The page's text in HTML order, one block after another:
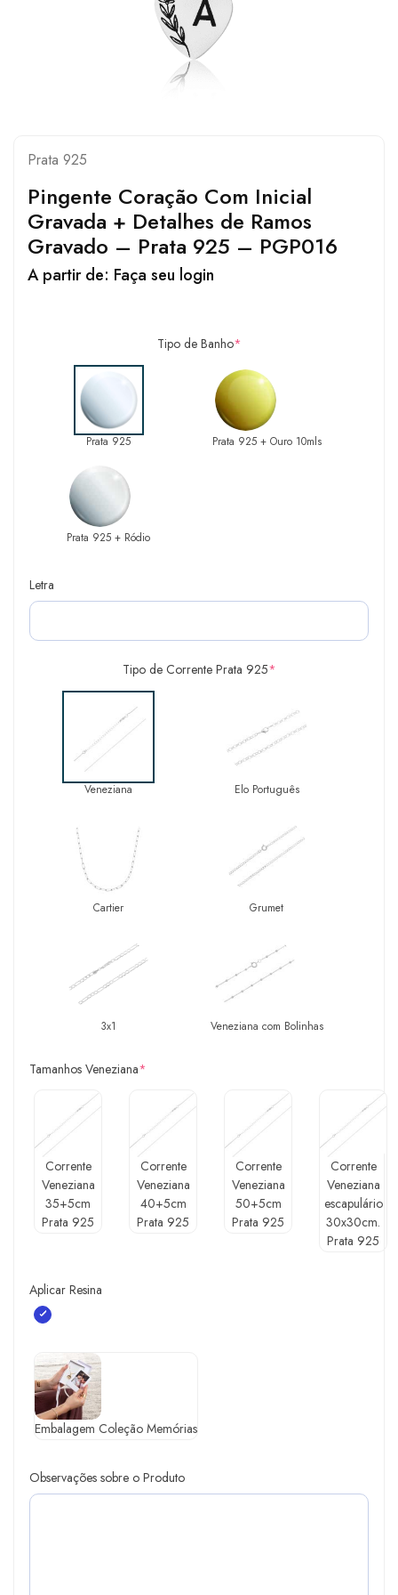
Prata 925
Pingente Coração Com Inicial
Gravada + Detalhes de Ramos
Gravado – Prata 925 – PGP016
A partir de: Faça seu login
Tipo de Banho*
Prata 925 Prata 925 + Ouro 10mls
Prata 925 + Ródio
Letra
Tipo de Corrente Prata 925*
Veneziana Elo Português
Cartier Grumet
3x1 Veneziana com Bolinhas
Tamanhos Veneziana*
Corrente
Veneziana
35+5cm
Prata 925
Corrente
Veneziana
40+5cm
Prata 925
Corrente
Veneziana
50+5cm
Prata 925
Corrente
Veneziana
escapulário
30x30cm.
Prata 925
Aplicar Resina
Embalagem Coleção Memórias
Observações sobre o Produto